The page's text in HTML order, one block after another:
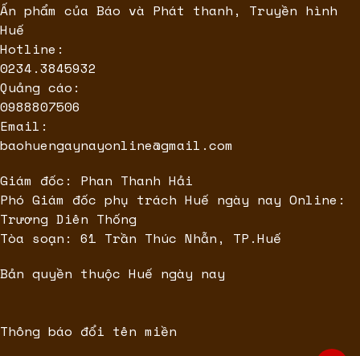
Ấn phẩm của Báo và Phát thanh, Truyền hình
Huế
Hotline:
0234.3845932
Quảng cáo:
0988807506
Email:
baohuengaynayonline@gmail.com
Giám đốc: Phan Thanh Hải
Phó Giám đốc phụ trách Huế ngày nay Online:
Trương Diên Thống
Tòa soạn: 61 Trần Thúc Nhẫn, TP.Huế
Bản quyền thuộc Huế ngày nay
Thông báo đổi tên miền